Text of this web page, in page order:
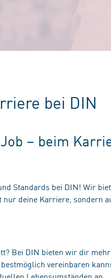
bei DIN
– beim
Standards bei DIN! Wir
deine Karriere, sondern
Bei DIN bieten wir dir
vereinbaren